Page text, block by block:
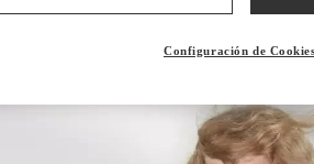
Configuración de Cookies